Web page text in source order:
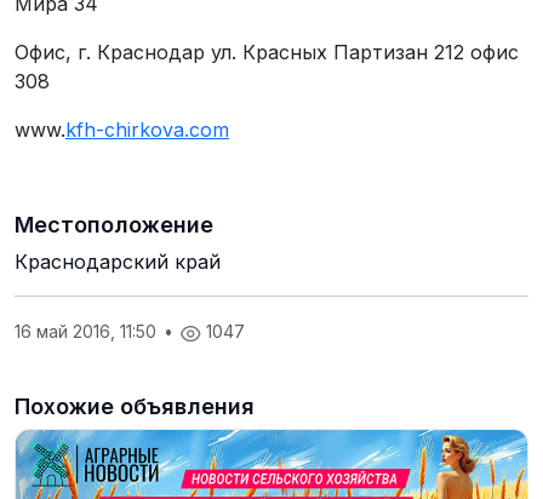
Офис, г. Краснодар ул. Красных Партизан 212 офис
308
www.kfh-chirkova.com
Местоположение
Краснодарский край
16 май 2016, 11:50 • 1047
Похожие объявления